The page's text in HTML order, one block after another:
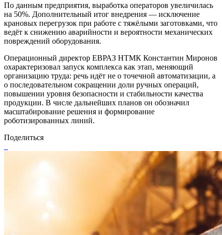
По данным предприятия, выработка операторов увеличилась
на 50%. Дополнительный итог внедрения — исключение
крановых перегрузок при работе с тяжёлыми заготовками, что
ведёт к снижению аварийности и вероятности механических
повреждений оборудования.
Операционный директор ЕВРАЗ НТМК Константин Миронов
охарактеризовал запуск комплекса как этап, меняющий
организацию труда: речь идёт не о точечной автоматизации, а
о последовательном сокращении доли ручных операций,
повышении уровня безопасности и стабильности качества
продукции. В числе дальнейших планов он обозначил
масштабирование решения и формирование
роботизированных линий.
Поделиться